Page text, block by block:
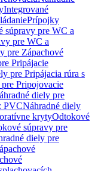
Integrované
Prípojky
súpravy pre WC a
pre WC a
pre Zápachové
Pripájacie
pre Pripájacia rúra s
Pripojovacie
diely pre
PVCNáhradné diely
krytyOdtokové
súpravy pre
diely pre